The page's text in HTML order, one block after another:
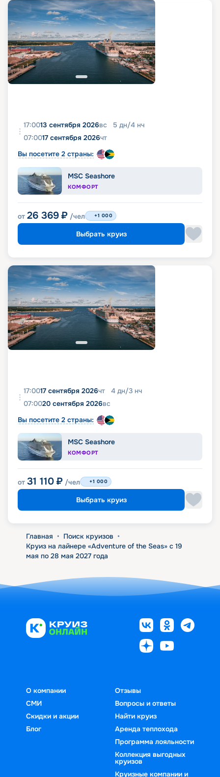
17:0013 сентября 2026вс 5 дн/4 нч
07:0017 сентября 2026чт
Вы посетите 2 страны:
MSC Seashore
КОМФОРТ
от 26 369 ₽ /чел +1 000
Выбрать круиз
17:0017 сентября 2026чт 4 дн/3 нч
07:0020 сентября 2026вс
Вы посетите 2 страны:
MSC Seashore
КОМФОРТ
от 31 110 ₽ /чел +1 000
Выбрать круиз
Главная • Поиск круизов •
Круиз на лайнере «Adventure of the Seas» с 19
мая по 28 мая 2027 года
О компании
СМИ
Скидки и акции
Блог
Отзывы
Вопросы и ответы
Найти круиз
Аренда теплохода
Программа лояльности
Коллекция выгодных
круизов
Круизные компании и